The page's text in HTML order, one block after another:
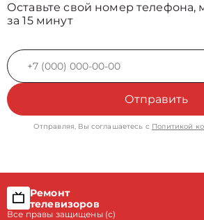
Оставьте свой номер
за 15 минут
Отправить
Отправляя, Вы соглашаетесь с Политикой
Ремонт
телевизоров
Все правы защищены (с)